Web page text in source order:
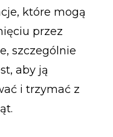
które mogą
przez
szczególnie
aby ją
i trzymać z